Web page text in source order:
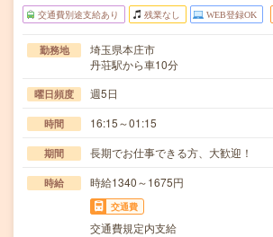
交通費別途支給あり 残業なし WEB登録OK
勤務地
埼玉県本庄市
丹荘駅から車10分
曜日頻度 週5日
時間 16:15～01:15
期間 長期でお仕事できる方、大歓迎！
時給 時給1340～1675円
交通費
交通費規定内支給